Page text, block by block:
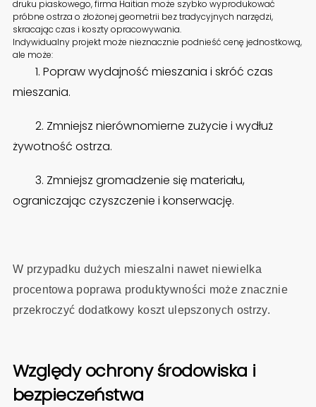
druku piaskowego, firma Haitian może szybko wyprodukować
próbne ostrza o złożonej geometrii bez tradycyjnych narzędzi,
skracając czas i koszty opracowywania.
Indywidualny projekt może nieznacznie podnieść cenę jednostkową,
ale może:
1. Popraw wydajność mieszania i skróć czas
mieszania.
2. Zmniejsz nierównomierne zużycie i wydłuż
żywotność ostrza.
3. Zmniejsz gromadzenie się materiału,
ograniczając czyszczenie i konserwację.
W przypadku dużych mieszalni nawet niewielka
procentowa poprawa produktywności może znacznie
przekroczyć dodatkowy koszt ulepszonych ostrzy.
Względy ochrony środowiska i
bezpieczeństwa